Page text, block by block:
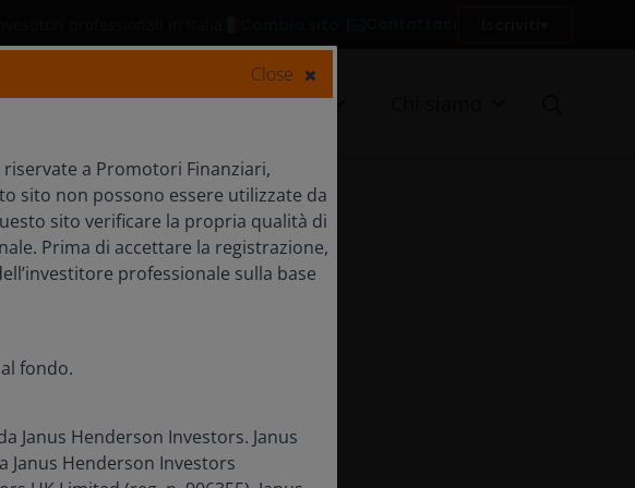
Approfondimenti Risorse
FRM
Close
a Promotori Finanziari,
sito non possono essere utilizzate da
sito verificare la propria qualità di
Prima di accettare la registrazione,
professionale sulla base
fondo.
Janus Henderson Investors. Janus
Janus Henderson Investors